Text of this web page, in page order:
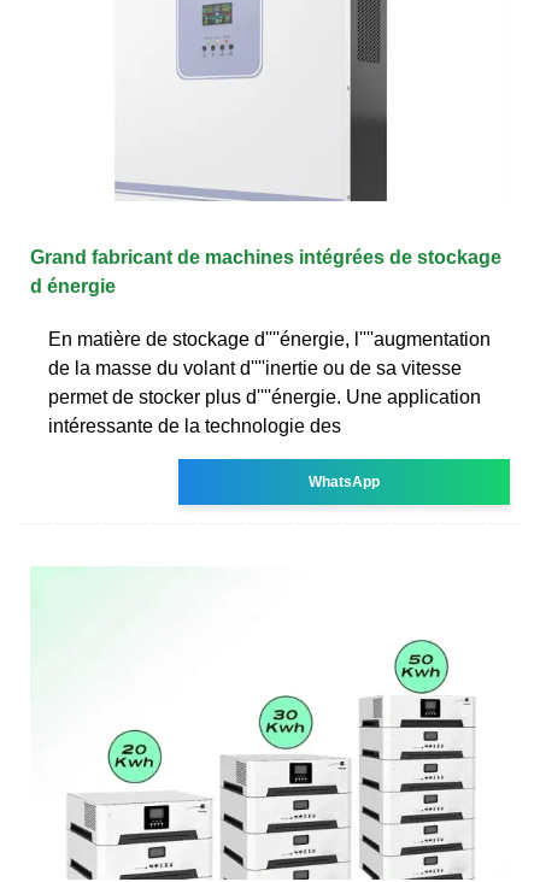
Grand fabricant de machines intégrées de stockage
d énergie
En matière de stockage d''''énergie, l''''augmentation
de la masse du volant d''''inertie ou de sa vitesse
permet de stocker plus d''''énergie. Une application
intéressante de la technologie des
WhatsApp